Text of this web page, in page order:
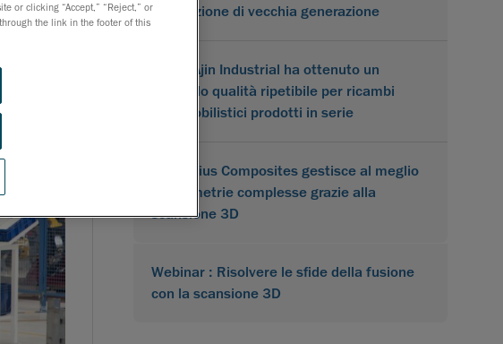
misurazione di vecchia generazione
Come Ajin Industrial ha ottenuto un
controllo qualità ripetibile per ricambi
automobilistici prodotti in serie
Karbonius Composites gestisce al meglio
le geometrie complesse grazie alla
scansione 3D
Webinar : Risolvere le sfide della fusione
con la scansione 3D
or clicking “Accept,” “Reject,” or
the link in the footer of this